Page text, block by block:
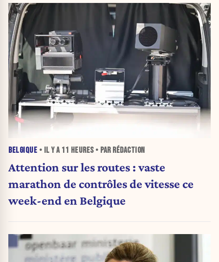
BELGIQUE • IL Y A 11 HEURES• PAR RÉDACTION
Attention sur les routes : vaste
marathon de contrôles de vitesse ce
week-end en Belgique